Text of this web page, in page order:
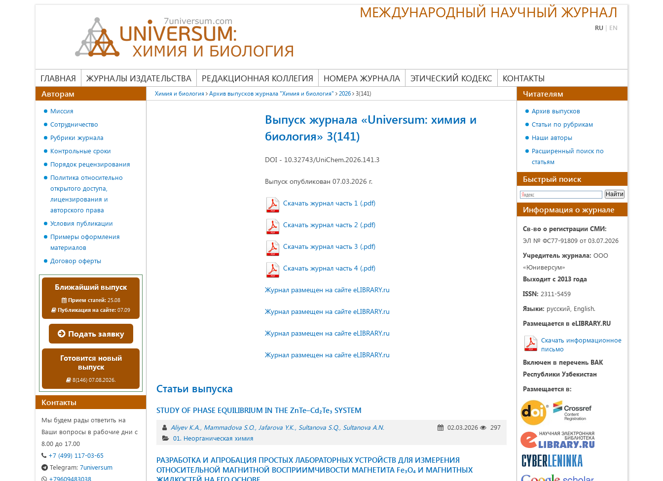
МЕЖДУНАРОДНЫЙ НАУЧНЫЙ ЖУРНАЛ
RU | EN
ГЛАВНАЯ ЖУРНАЛЫ ИЗДАТЕЛЬСТВА РЕДАКЦИОННАЯ КОЛЛЕГИЯ НОМЕРА ЖУРНАЛА ЭТИЧЕСКИЙ КОДЕКС КОНТАКТЫ
Химия и биология Архив выпусков журнала "Химия и биология" 2026 3(141)
Выпуск журнала «Universum: химия и
биология» 3(141)
DOI - 10.32743/UniChem.2026.141.3
Выпуск опубликован 07.03.2026 г.
Скачать журнал часть 1 (.pdf)
Скачать журнал часть 2 (.pdf)
Скачать журнал часть 3 (.pdf)
Скачать журнал часть 4 (.pdf)
Журнал размещен на сайте eLIBRARY.ru
Журнал размещен на сайте eLIBRARY.ru
Журнал размещен на сайте eLIBRARY.ru
Журнал размещен на сайте eLIBRARY.ru
Статьи выпуска
STUDY OF PHASE EQUILIBRIUM IN THE ZnTe–Cd₂Te₃ SYSTEM
Aliyev K.A. Mammadova S.O. Jafarova Y.K. Sultanova S.Q. Sultanova A.N. 02.03.2026
297
01. Неорганическая химия
РАЗРАБОТКА И АПРОБАЦИЯ ПРОСТЫХ ЛАБОРАТОРНЫХ УСТРОЙСТВ ДЛЯ ИЗМЕРЕНИЯ
ОТНОСИТЕЛЬНОЙ МАГНИТНОЙ ВОСПРИИМЧИВОСТИ МАГНЕТИТА Fe₃O₄ И МАГНИТНЫХ
Авторам
Миссия
Сотрудничество
Рубрики журнала
Контрольные сроки
Порядок рецензирования
Политика относительно
открытого доступа,
лицензирования и
авторского права
Условия публикации
Примеры оформления
материалов
Договор оферты
Ближайший выпуск
Прием статей:25.08
Публикация на сайте: 07.09
Подать заявку
Готовится новый
выпуск
8(146) 07.08.2026.
Контакты
Мы будем рады ответить на
Ваши вопросы в рабочие дни с
8.00 до 17.00
+7 (499) 117-03-65
Telegram: 7universum
+79609483038
Читателям
Архив выпусков
Статьи по рубрикам
Наши авторы
Расширенный поиск по
статьям
Быстрый поиск
Информация о журнале
Св-во о регистрации СМИ:
ЭЛ № ФС77-91809 от 03.07.2026
Учредитель журнала: ООО
«Юниверсум»
Выходит с 2013 года
ISSN: 2311-5459
Языки: русский, English.
Размещается в eLIBRARY.RU
Скачать информационное
письмо
Включен в перечень ВАК
Республики Узбекистан
Размещается в: